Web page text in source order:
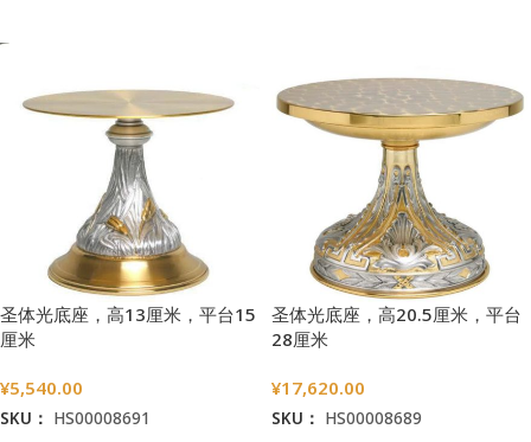
圣体光底座，高13厘米，平台15
厘米
¥5,540.00
SKU： HS00008691
圣体光底座，高20.5厘米，平台
28厘米
¥17,620.00
SKU： HS00008689